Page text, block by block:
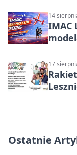
14
IMAC
17
Ostatnie